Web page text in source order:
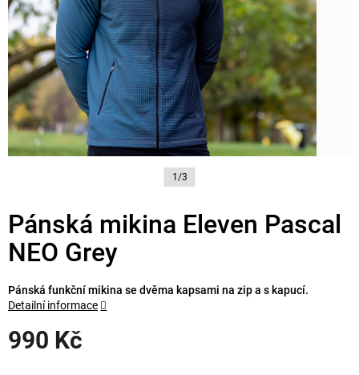
1/3
Pánská mikina Eleven Pascal
NEO Grey
990 Kč
Pánská funkční mikina se dvěma kapsami na zip a s kapucí.
Detailní informace